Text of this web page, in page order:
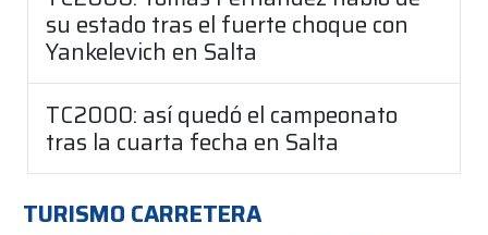
su estado tras el fuerte choque con
Yankelevich en Salta
TC2000: así quedó el campeonato
tras la cuarta fecha en Salta
TURISMO CARRETERA